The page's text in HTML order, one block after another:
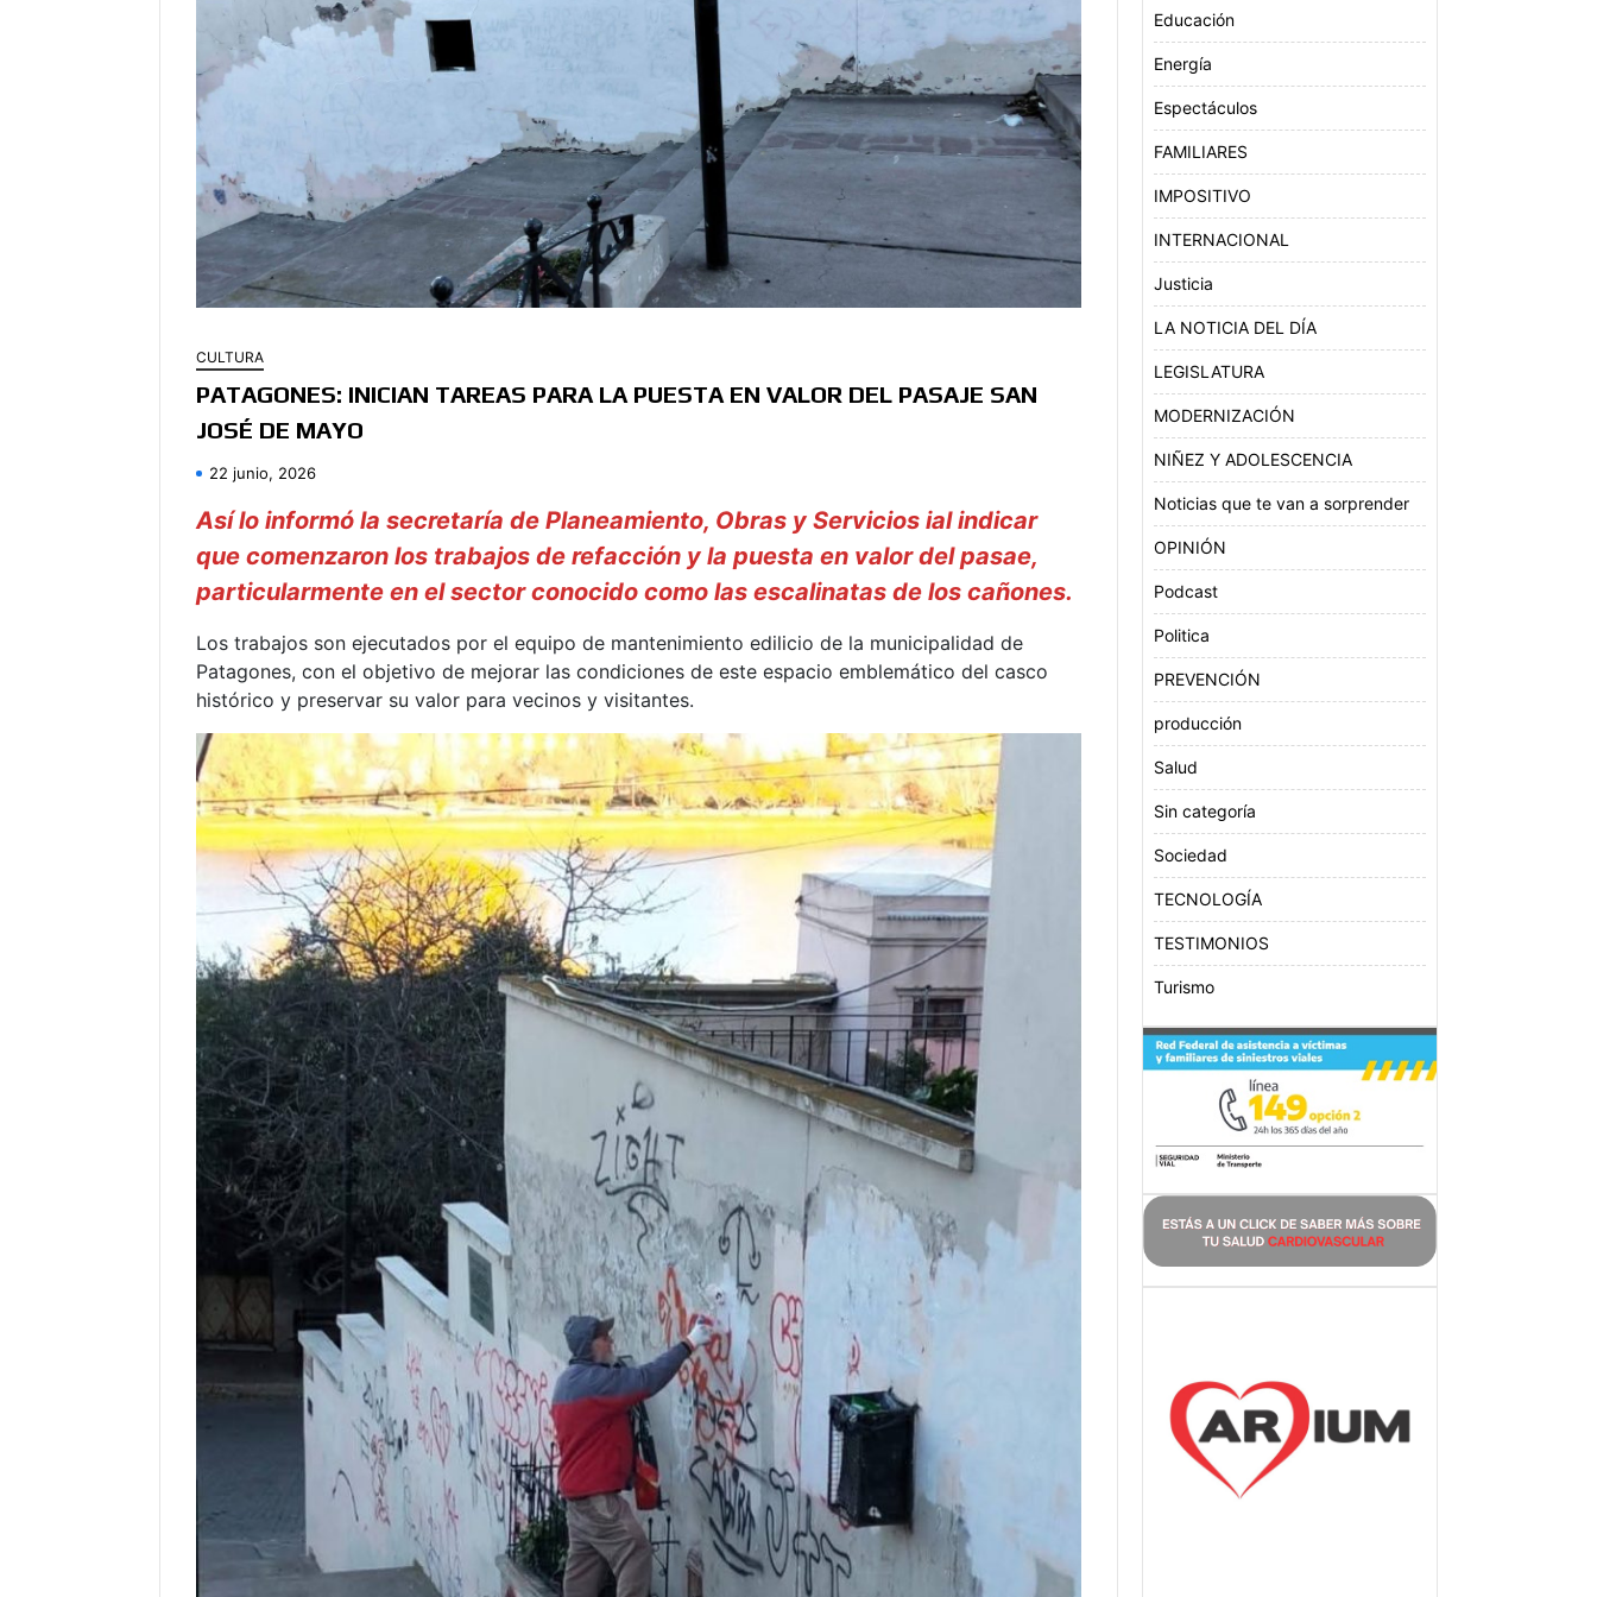
CULTURA
PATAGONES: INICIAN TAREAS PARA LA PUESTA EN VALOR DEL PASAJE SAN
JOSÉ DE MAYO
22 junio, 2026
Así lo informó la secretaría de Planeamiento, Obras y Servicios ial indicar
que comenzaron los trabajos de refacción y la puesta en valor del pasae,
particularmente en el sector conocido como las escalinatas de los cañones.
Los trabajos son ejecutados por el equipo de mantenimiento edilicio de la municipalidad de
Patagones, con el objetivo de mejorar las condiciones de este espacio emblemático del casco
histórico y preservar su valor para vecinos y visitantes.
Educación
Energía
Espectáculos
FAMILIARES
IMPOSITIVO
INTERNACIONAL
Justicia
LA NOTICIA DEL DÍA
LEGISLATURA
MODERNIZACIÓN
NIÑEZ Y ADOLESCENCIA
Noticias que te van a sorprender
OPINIÓN
Podcast
Politica
PREVENCIÓN
producción
Salud
Sin categoría
Sociedad
TECNOLOGÍA
TESTIMONIOS
Turismo